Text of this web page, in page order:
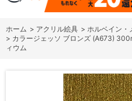
ホーム > アクリル絵具 > ホルベイン・
> カラージェッソ ブロンズ (A673)
ィウム